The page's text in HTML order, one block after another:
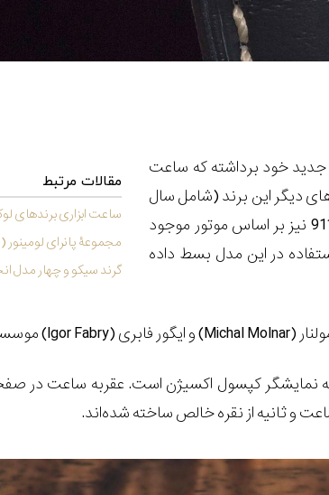
مقالات مرتبط
ساعت ابزاری برندهای
مجموعۀ پانرای لومینور (Panerai Luminor Due)
گرند سیکو و چهار مدل
جدید خود برداشته که ساعت
دیگر این برند (شامل سال
) ساعت ماشین زمان 911 نیز بر اساس موتور موجود
در این مدل بسط داده
(
Michal Molnar) و ایگور فابری (Igor Fabry
)
و ثانیه از نقره خالص ساخته شده‌اند.